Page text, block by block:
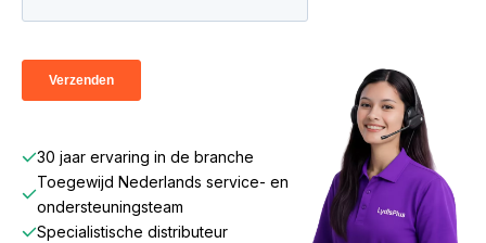
30 jaar ervaring in de branche
Toegewijd Nederlands service- en
ondersteuningsteam
Specialistische distributeur